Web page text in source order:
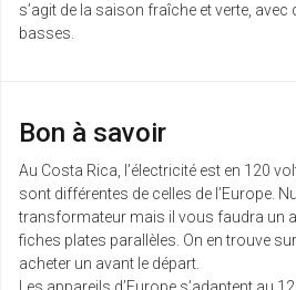
s’agit de la saison fraîche et verte,
basses.
Bon à savoir
Au Costa Rica, l’électricité est en 120
sont différentes de celles de l’Europe.
transformateur mais il vous faudra un
fiches plates parallèles. On en trouve
acheter un avant le départ.